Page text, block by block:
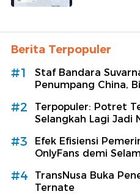
Berita Terpopuler
#1
Staf Bandara
Penumpang China,
#2
Terpopuler: Potret
Selangkah Lagi Jadi
#3
Efek Efisiensi
OnlyFans demi
#4
TransNusa Buka
Ternate